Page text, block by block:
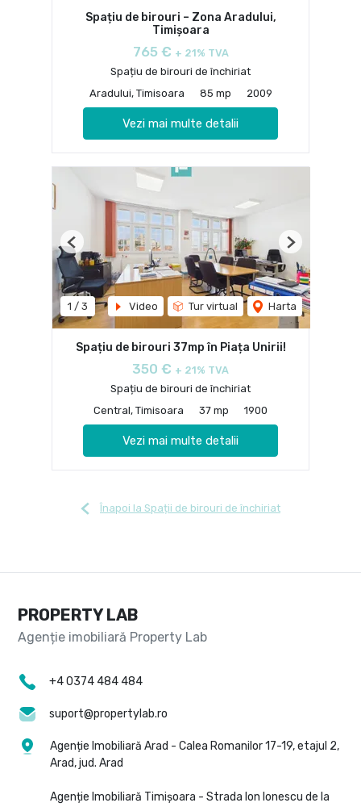
Spațiu de birouri – Zona Aradului,
Timișoara
765 € + 21% TVA
Spațiu de birouri de închiriat
Aradului, Timisoara
85 mp 2009
Vezi mai multe detalii
1 / 3 Video Tur virtual Harta
Previous Next
Spațiu de birouri 37mp în Piața Unirii!
350 € + 21% TVA
Spațiu de birouri de închiriat
Central, Timisoara
37 mp 1900
Vezi mai multe detalii
Înapoi la Spații de birouri de închiriat
PROPERTY LAB
+4 0374 484 484
suport@propertylab.ro
Agenție Imobiliară Arad - Calea Romanilor 17-19, etajul 2,
Arad, jud. Arad
Agenție Imobiliară Timișoara - Strada Ion Ionescu de la